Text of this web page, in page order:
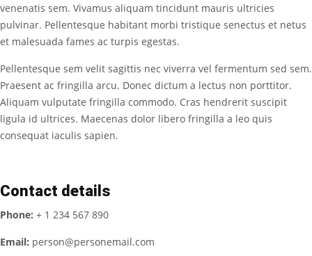
venenatis sem. Vivamus aliquam tincidunt mauris ultricies
pulvinar. Pellentesque habitant morbi tristique senectus et netus
et malesuada fames ac turpis egestas.
Pellentesque sem velit sagittis nec viverra vel fermentum sed sem.
Praesent ac fringilla arcu. Donec dictum a lectus non porttitor.
Aliquam vulputate fringilla commodo. Cras hendrerit suscipit
ligula id ultrices. Maecenas dolor libero fringilla a leo quis
consequat iaculis sapien.
Contact details
Phone: + 1 234 567 890
Email: person@personemail.com